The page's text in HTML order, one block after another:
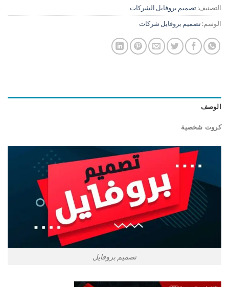
التصنيف:تصميم بروفايل الشركات
الوسم:تصميم بروفايل شركات
الوصف
كروت شخصية
تصميم بروفايل